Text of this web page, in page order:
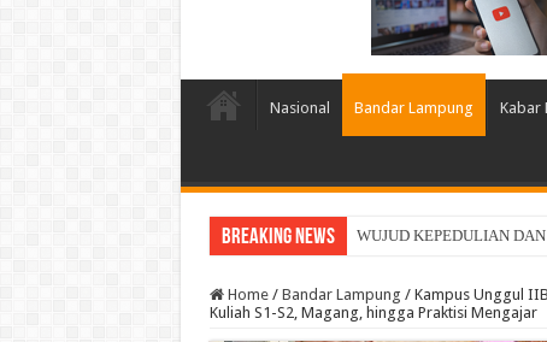
Nasional Bandar Lampung Kabar
Breaking News Indosat, Ooredoo Group,
Home / Bandar Lampung / Kampus Unggul
Kuliah S1-S2, Magang, hingga Praktisi Mengajar